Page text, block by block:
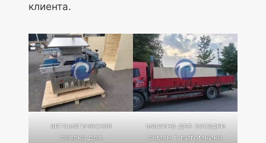
клиента.
автоматическая
сеялка для
машина для посадки
семян в питомнике